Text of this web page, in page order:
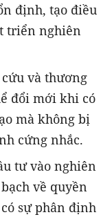
định, tạo điều
triển nghiên
và thương
đổi mới khi có
mà không bị
cứng nhắc.
tư vào nghiên
về quyền
sự phân định